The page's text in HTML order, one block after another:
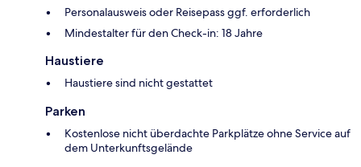
Personalausweis oder Reisepass ggf. erforderlich
Mindestalter für den Check-in: 18 Jahre
Haustiere
Haustiere sind nicht gestattet
Parken
Kostenlose nicht überdachte Parkplätze ohne Service auf
dem Unterkunftsgelände